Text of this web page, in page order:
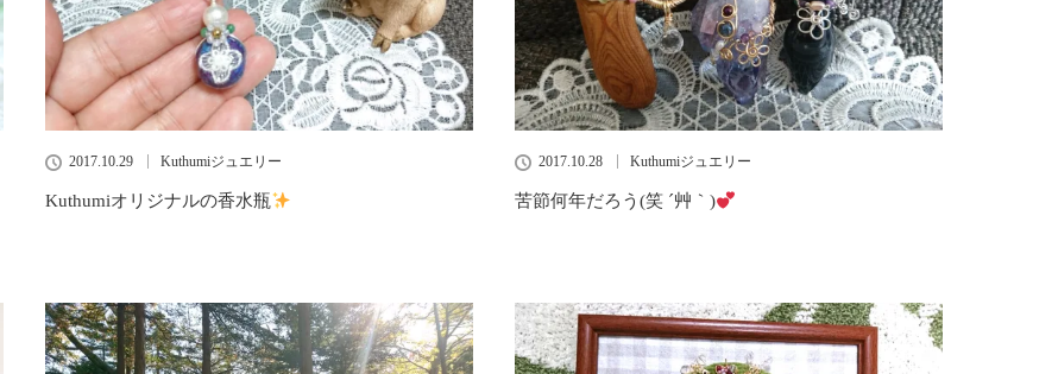
2017.10.29 Kuthumiジュエリー
Kuthumiオリジナルの香水瓶
2017.10.28 Kuthumiジュエリー
苦節何年だろう(笑 ´艸｀)